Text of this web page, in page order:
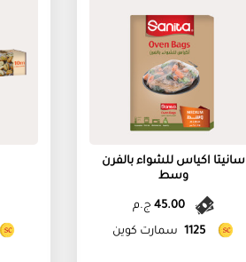
سانيتا اكياس للشواء بالفرن
وسط
45.00 ج.م
1125 سمارت كوين